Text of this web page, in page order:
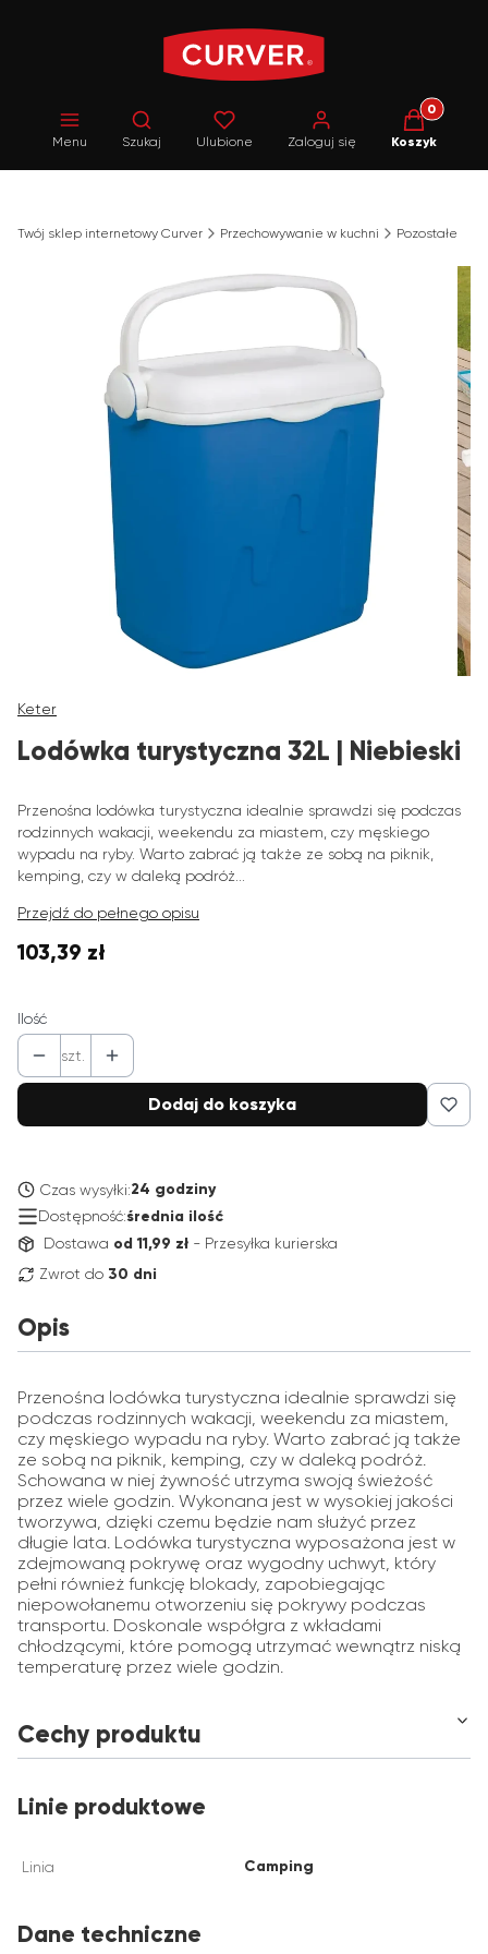
Menu
Otwórz wyszukiwarkę
Szukaj Ulubione Zaloguj się
Produkty
Koszyk
Twój sklep internetowy Curver Przechowywanie w kuchni Pozostałe
Keter
Lodówka turystyczna 32L | Niebieski
Przenośna lodówka turystyczna idealnie sprawdzi się podczas
rodzinnych wakacji, weekendu za miastem, czy męskiego
wypadu na ryby. Warto zabrać ją także ze sobą na piknik,
kemping, czy w daleką podróż...
Przejdź do pełnego opisu
Cena
103,39 zł
Ilość
szt.
Dodaj do koszyka
Czas wysyłki:24 godziny
Dostępność:średnia ilość
Dostawa od 11,99 zł - Przesyłka kurierska
Zwrot do 30 dni
Opis
Przenośna lodówka turystyczna idealnie sprawdzi się
podczas rodzinnych wakacji, weekendu za miastem,
czy męskiego wypadu na ryby. Warto zabrać ją także
ze sobą na piknik, kemping, czy w daleką podróż.
Schowana w niej żywność utrzyma swoją świeżość
przez wiele godzin. Wykonana jest w wysokiej jakości
tworzywa, dzięki czemu będzie nam służyć przez
długie lata. Lodówka turystyczna wyposażona jest w
zdejmowaną pokrywę oraz wygodny uchwyt, który
pełni również funkcję blokady, zapobiegając
niepowołanemu otworzeniu się pokrywy podczas
transportu. Doskonale współgra z wkładami
chłodzącymi, które pomogą utrzymać wewnątrz niską
temperaturę przez wiele godzin.
Cechy produktu
Linie produktowe
Linia Camping
Dane techniczne